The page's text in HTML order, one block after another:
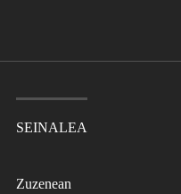
SEINALEA
Zuzenean